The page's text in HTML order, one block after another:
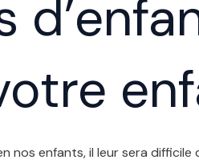
nos enfants, il leur sera